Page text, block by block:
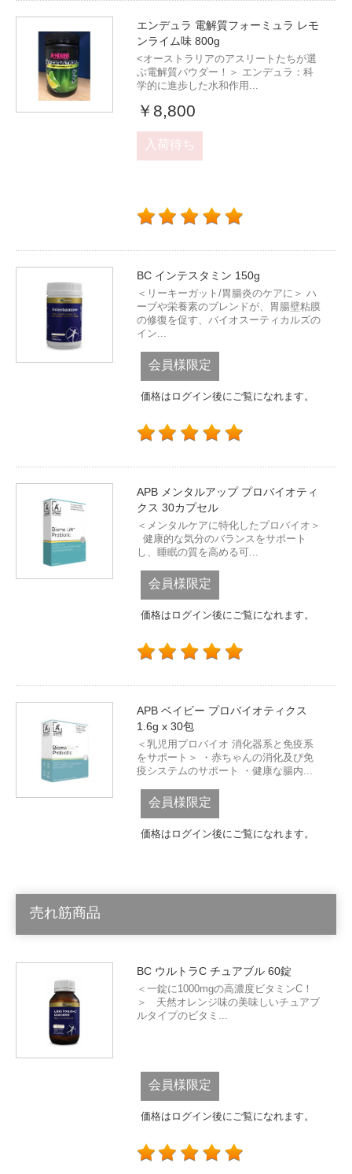
エンデュラ 電解質フォーミュラ レモ
ンライム味 800g
<オーストラリアのアスリートたちが選
ぶ電解質パウダー！＞ エンデュラ：科
学的に進歩した水和作用...
￥8,800
入荷待ち
BC インテスタミン 150g
＜リーキーガット/胃腸炎のケアに＞ ハ
ーブや栄養素のブレンドが、胃腸壁粘膜
の修復を促す、バイオスーティカルズの
イン...
会員様限定
価格はログイン後にご覧になれます。
APB メンタルアップ プロバイオティ
クス 30カプセル
＜メンタルケアに特化したプロバイオ＞
健康的な気分のバランスをサポート
し、睡眠の質を高める可...
会員様限定
価格はログイン後にご覧になれます。
APB ベイビー プロバイオティクス
1.6g x 30包
＜乳児用プロバイオ 消化器系と免疫系
をサポート＞ ・赤ちゃんの消化及び免
疫システムのサポート ・健康な腸内...
会員様限定
価格はログイン後にご覧になれます。
売れ筋商品
BC ウルトラC チュアブル 60錠
＜一錠に1000mgの高濃度ビタミンC！
＞ 天然オレンジ味の美味しいチュアブ
ルタイプのビタミ...
会員様限定
価格はログイン後にご覧になれます。